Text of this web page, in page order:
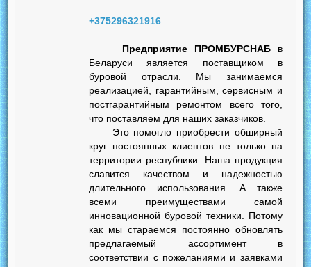
+375296321916
Предприятие ПРОМБУРСНАБ в
Беларуси является поставщиком в
буровой отрасли. Мы занимаемся
реализацией, гарантийным, сервисным и
постгарантийным ремонтом всего того,
что поставляем для наших заказчиков.
Это помогло приобрести обширный
круг постоянных клиентов не только на
территории республики. Наша продукция
славится качеством и надежностью
длительного использования. А также
всеми преимуществами самой
инновационной буровой техники. Потому
как мы стараемся постоянно обновлять
предлагаемый ассортимент в
соответствии с пожеланиями и заявками